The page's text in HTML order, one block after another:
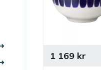
1 169kr